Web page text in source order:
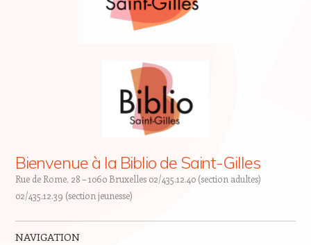
Bienvenue à la Biblio de Saint-Gilles
Rue de Rome, 28 – 1060 Bruxelles 02/435.12.40 (section adultes)
02/435.12.39 (section jeunesse)
NAVIGATION